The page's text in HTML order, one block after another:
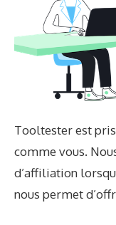
Tooltester est
comme vous.
d’affiliation
nous permet